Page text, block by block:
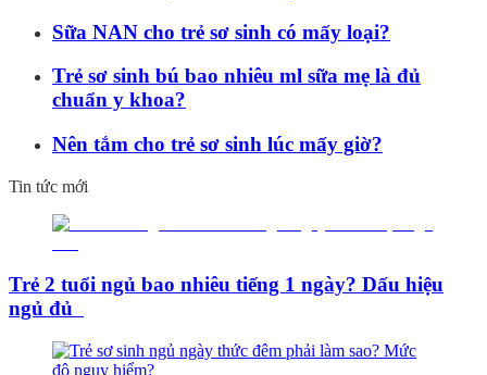
Sữa NAN cho trẻ sơ sinh có mấy loại?
Trẻ sơ sinh bú bao nhiêu ml sữa mẹ là đủ
chuẩn y khoa?
Nên tắm cho trẻ sơ sinh lúc mấy giờ?
Tin tức mới
Trẻ 2 tuổi ngủ bao nhiêu tiếng 1 ngày? Dấu hiệu
ngủ đủ